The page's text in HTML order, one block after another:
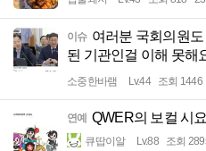
이슈 여러분 국회의원
된 기관인걸 이해 못해
소중한바램 Lv.44 조회 1446
연예 QWER의 보컬 시
큐땁이알 Lv.88 조회